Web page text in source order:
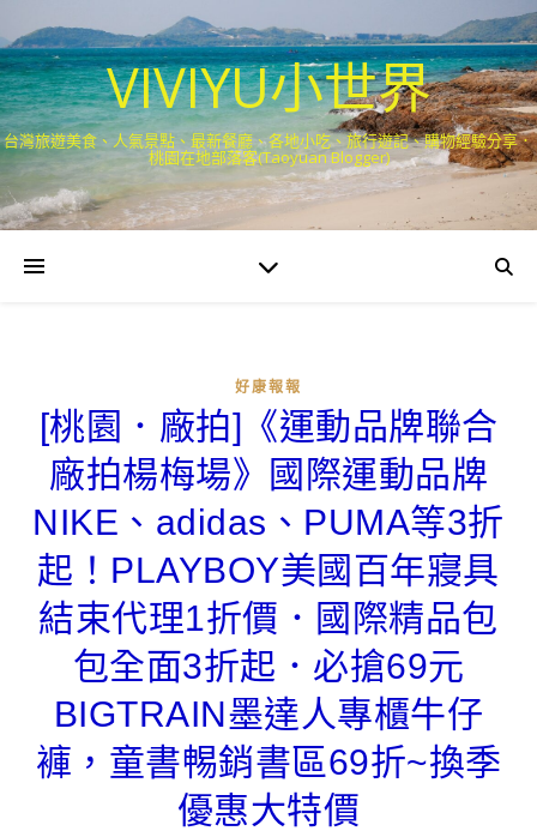
VIVIYU小世界
台灣旅遊美食、人氣景點、最新餐廳、各地小吃、旅行遊記、購物經驗分享．
桃園在地部落客(Taoyuan Blogger)
好康報報
[桃園．廠拍]《運動品牌聯合
廠拍楊梅場》國際運動品牌
NIKE、adidas、PUMA等3折
起！PLAYBOY美國百年寢具
結束代理1折價．國際精品包
包全面3折起．必搶69元
BIGTRAIN墨達人專櫃牛仔
褲，童書𣈱銷書區69折~換季
優惠大特價